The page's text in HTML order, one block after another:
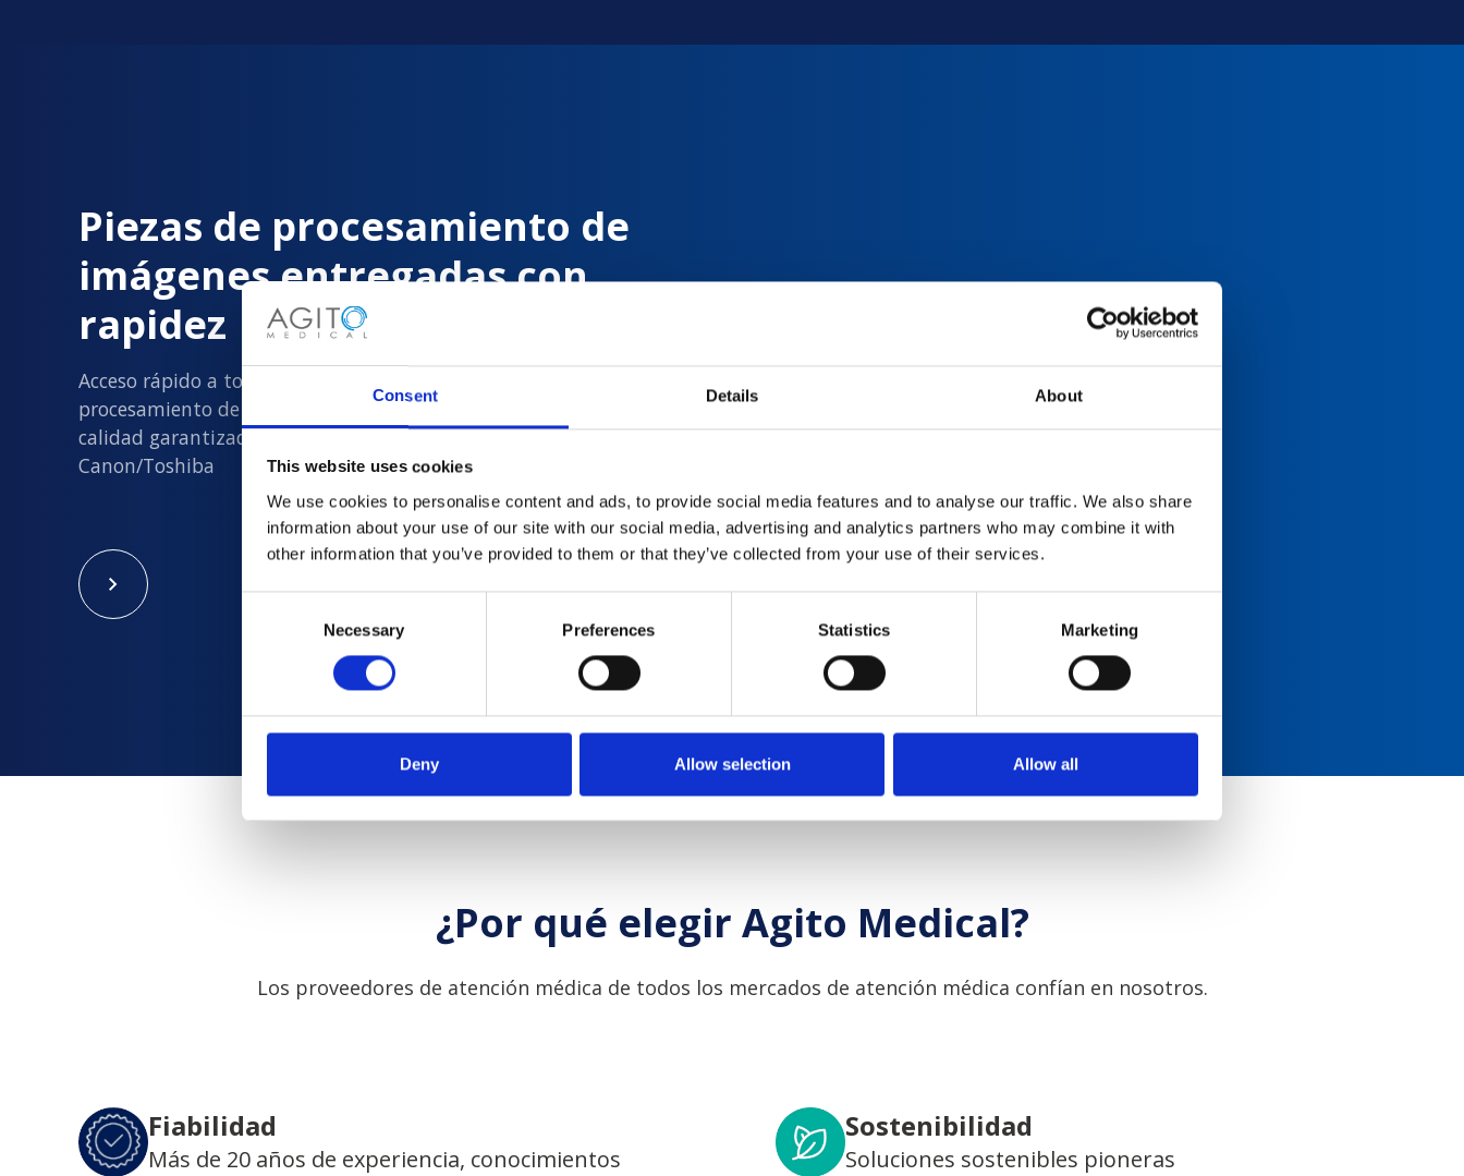
Consent Details About
This website uses cookies
We use cookies to personalise content and ads, to provide social media features and to analyse our traffic. We also share
information about your use of our site with our social media, advertising and analytics partners who may combine it with
other information that you’ve provided to them or that they’ve collected from your use of their services.
Necessary Preferences Statistics Marketing
Deny Allow selection Allow all
Piezas de procesamiento de
imágenes entregadas con
rapidez
Acceso rápido a todas las piezas de
procesamiento de imágenes usadas nuevas y de
calidad garantizada en Philips, Siemens, GE y
Canon/Toshiba
¿Por qué elegir Agito Medical?
Los proveedores de atención médica de todos los mercados de atención médica confían en nosotros.
Fiabilidad
Más de 20 años de experiencia, conocimientos
Sostenibilidad
Soluciones sostenibles pioneras